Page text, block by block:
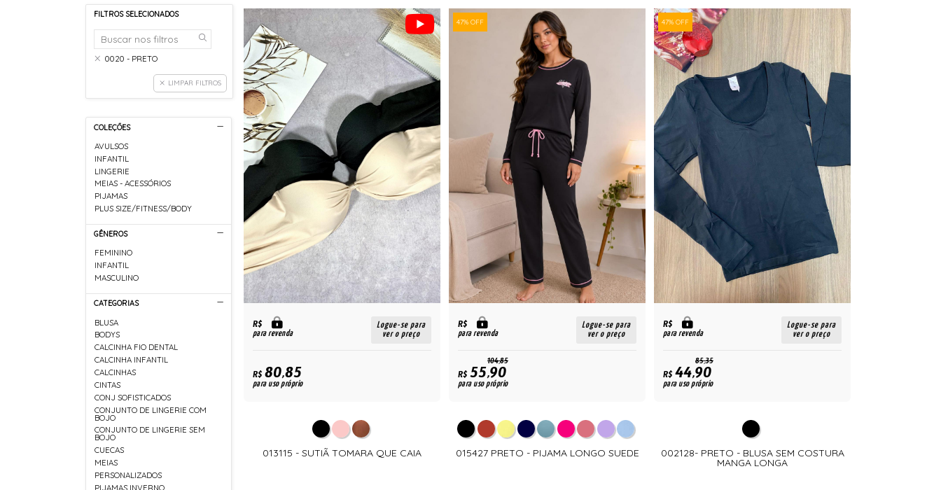
FILTROS SELECIONADOS
0020 - PRETO
LIMPAR FILTROS
COLEÇÕES
AVULSOS
INFANTIL
LINGERIE
MEIAS - ACESSÓRIOS
PIJAMAS
PLUS SIZE/FITNESS/BODY
GÊNEROS
FEMININO
INFANTIL
MASCULINO
CATEGORIAS
BLUSA
BODYS
CALCINHA FIO DENTAL
CALCINHA INFANTIL
CALCINHAS
CINTAS
CONJ SOFISTICADOS
CONJUNTO DE LINGERIE COM
BOJO
CONJUNTO DE LINGERIE SEM
BOJO
CUECAS
MEIAS
PERSONALIZADOS
PIJAMAS INVERNO
R$
para revenda
Logue-se para
ver o preço
R$80,85
para uso próprio
013115 - SUTIÃ TOMARA QUE CAIA
47% OFF
R$
para revenda
Logue-se para
ver o preço
104,85
R$55,90
para uso próprio
015427 PRETO - PIJAMA LONGO SUEDE
47% OFF
R$
para revenda
Logue-se para
ver o preço
85,35
R$44,90
para uso próprio
002128- PRETO - BLUSA SEM COSTURA
MANGA LONGA